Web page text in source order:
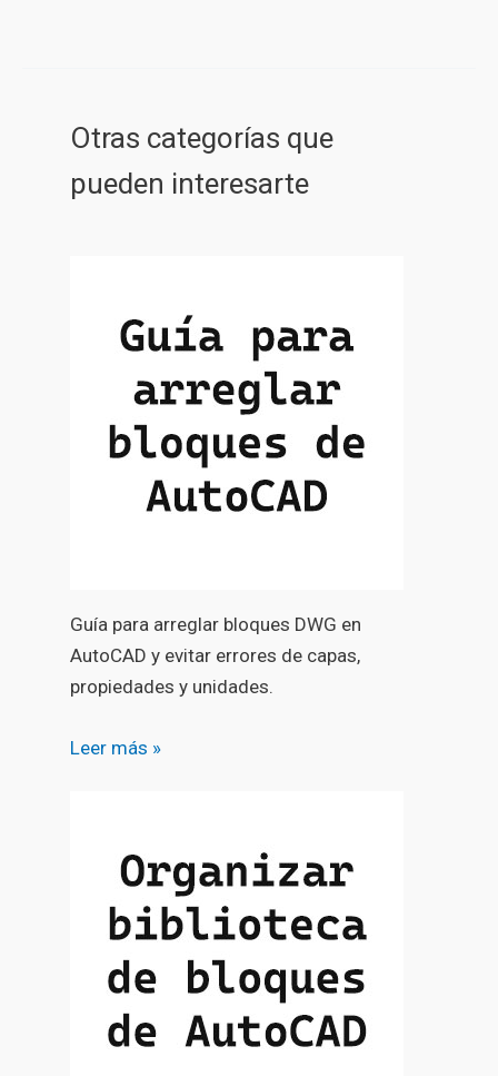
Otras categorías que
pueden interesarte
Guía para arreglar bloques DWG en
AutoCAD y evitar errores de capas,
propiedades y unidades.
Leer más »